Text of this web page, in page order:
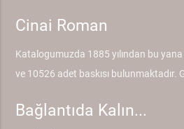
Cinai Roman
Katalogumuzda 1885 yılından bu
ve 10526 adet baskısı bulunmaktadır.
Bağlantıda Kalın...